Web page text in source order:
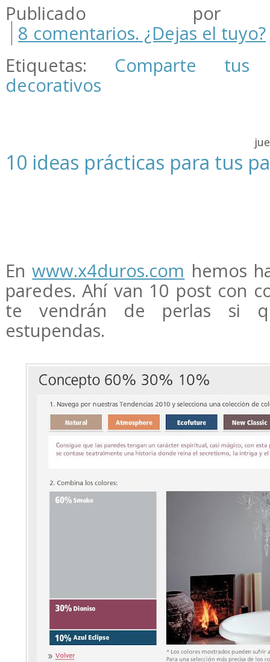
Publicado por
8 comentarios. ¿Dejas el tuyo?
Etiquetas: Comparte tus
decorativos
10 ideas prácticas para tus
Enwww.x4duros.com hemos
paredes. Ahí van 10 post con
te vendrán de perlas si
estupendas.